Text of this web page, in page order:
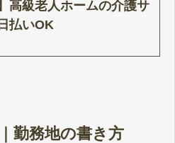
高級老人ホームの介護サ
払いOK
勤務地の書き方